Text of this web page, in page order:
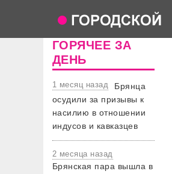
ГОРЯЧЕЕ ЗА
ДЕНЬ
1 месяц назад
Брянца
осудили за призывы к
насилию в отношении
индусов и кавказцев
2 месяца назад
Брянская пара вышла в